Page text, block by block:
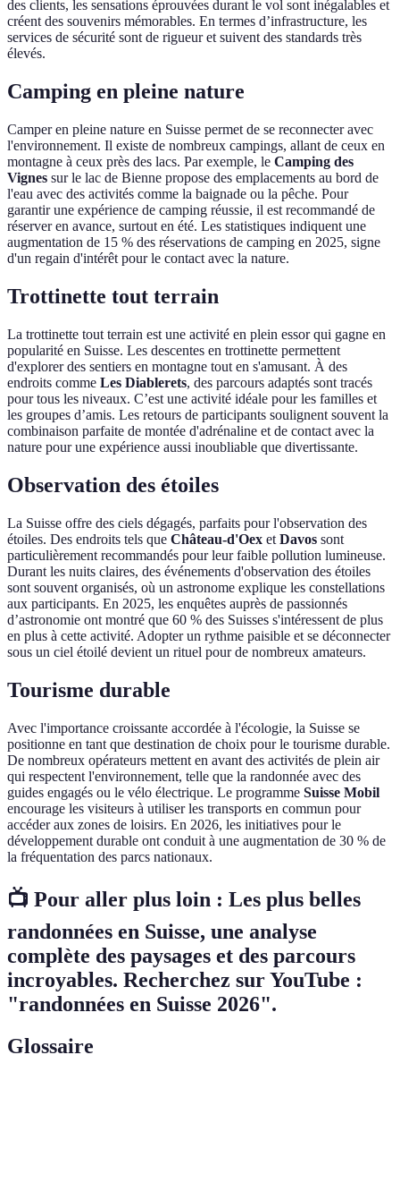
des clients, les sensations éprouvées durant le vol sont inégalables et
créent des souvenirs mémorables. En termes d’infrastructure, les
services de sécurité sont de rigueur et suivent des standards très
élevés.
Camping en pleine nature
Camper en pleine nature en Suisse permet de se reconnecter avec
l'environnement. Il existe de nombreux campings, allant de ceux en
montagne à ceux près des lacs. Par exemple, le Camping des
Vignes sur le lac de Bienne propose des emplacements au bord de
l'eau avec des activités comme la baignade ou la pêche. Pour
garantir une expérience de camping réussie, il est recommandé de
réserver en avance, surtout en été. Les statistiques indiquent une
augmentation de 15 % des réservations de camping en 2025, signe
d'un regain d'intérêt pour le contact avec la nature.
Trottinette tout terrain
La trottinette tout terrain est une activité en plein essor qui gagne en
popularité en Suisse. Les descentes en trottinette permettent
d'explorer des sentiers en montagne tout en s'amusant. À des
endroits comme Les Diablerets, des parcours adaptés sont tracés
pour tous les niveaux. C’est une activité idéale pour les familles et
les groupes d’amis. Les retours de participants soulignent souvent la
combinaison parfaite de montée d'adrénaline et de contact avec la
nature pour une expérience aussi inoubliable que divertissante.
Observation des étoiles
La Suisse offre des ciels dégagés, parfaits pour l'observation des
étoiles. Des endroits tels que Château-d'Oex et Davos sont
particulièrement recommandés pour leur faible pollution lumineuse.
Durant les nuits claires, des événements d'observation des étoiles
sont souvent organisés, où un astronome explique les constellations
aux participants. En 2025, les enquêtes auprès de passionnés
d’astronomie ont montré que 60 % des Suisses s'intéressent de plus
en plus à cette activité. Adopter un rythme paisible et se déconnecter
sous un ciel étoilé devient un rituel pour de nombreux amateurs.
Tourisme durable
Avec l'importance croissante accordée à l'écologie, la Suisse se
positionne en tant que destination de choix pour le tourisme durable.
De nombreux opérateurs mettent en avant des activités de plein air
qui respectent l'environnement, telle que la randonnée avec des
guides engagés ou le vélo électrique. Le programme Suisse Mobil
encourage les visiteurs à utiliser les transports en commun pour
accéder aux zones de loisirs. En 2026, les initiatives pour le
développement durable ont conduit à une augmentation de 30 % de
la fréquentation des parcs nationaux.
📺 Pour aller plus loin : Les plus belles
randonnées en Suisse, une analyse
complète des paysages et des parcours
incroyables. Recherchez sur YouTube :
"randonnées en Suisse 2026".
Glossaire